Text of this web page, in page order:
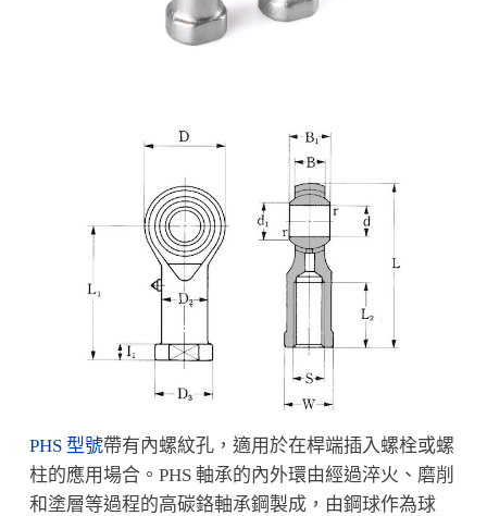
PHS 型號帶有內螺紋孔，適用於在桿端插入螺栓或螺
柱的應用場合。PHS 軸承的內外環由經過淬火、磨削
和塗層等過程的高碳鉻軸承鋼製成，由鋼球作為球